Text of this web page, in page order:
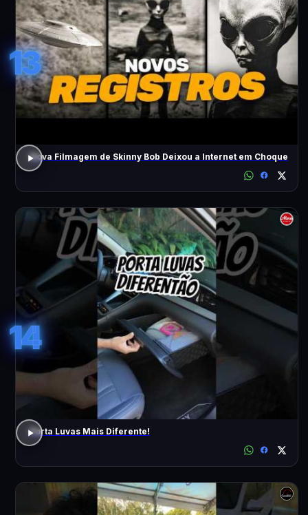
13
Nova Filmagem de Skinny Bob Deixou a Internet em Choque
14
Porta Luvas Mais Diferente!